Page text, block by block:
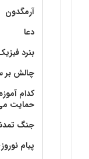
آرمگدون
دعا
بنرد
چالش بر
کدام
حمایت
جنگ
پیام